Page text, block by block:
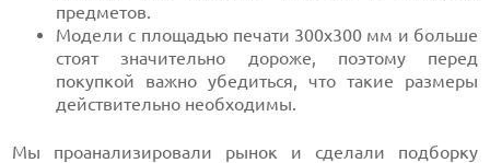
предметов.
Модели с площадью печати 300x300 мм и больше
стоят значительно дороже, поэтому перед
покупкой важно убедиться, что такие размеры
действительно необходимы.
Мы проанализировали рынок и сделали подборку